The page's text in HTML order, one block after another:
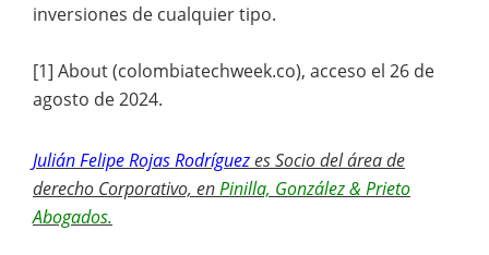
inversiones de cualquier tipo.
[1] About (colombiatechweek.co), acceso el 26 de
agosto de 2024.
Julián Felipe Rojas RodríguezesSocio del área de
derecho Corporativo, enPinilla, González & Prieto
Abogados.